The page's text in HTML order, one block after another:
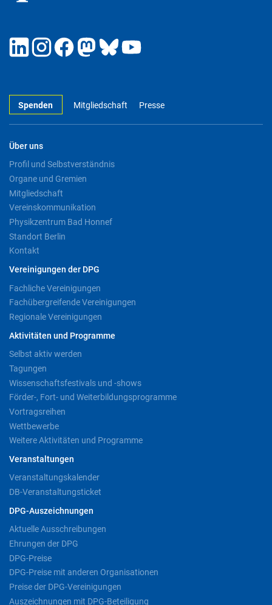
Spenden Mitgliedschaft Presse
Über uns
Profil und Selbstverständnis
Organe und Gremien
Mitgliedschaft
Vereinskommunikation
Physikzentrum Bad Honnef
Standort Berlin
Kontakt
Vereinigungen der DPG
Fachliche Vereinigungen
Fachübergreifende Vereinigungen
Regionale Vereinigungen
Aktivitäten und Programme
Selbst aktiv werden
Tagungen
Wissenschaftsfestivals und -shows
Förder-, Fort- und Weiterbildungsprogramme
Vortragsreihen
Wettbewerbe
Weitere Aktivitäten und Programme
Veranstaltungen
Veranstaltungskalender
DB-Veranstaltungsticket
DPG-Auszeichnungen
Aktuelle Ausschreibungen
Ehrungen der DPG
DPG-Preise
DPG-Preise mit anderen Organisationen
Preise der DPG-Vereinigungen
Auszeichnungen mit DPG-Beteiligung